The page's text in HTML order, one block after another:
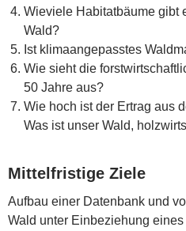
Wieviele Habitatbäume gibt
Wald?
Ist klimaangepasstes
Wie sieht die
50 Jahre aus?
Wie hoch ist der Ertrag aus
Was ist unser Wald,
Mittelfristige Ziele
Aufbau einer Datenbank und
Wald unter Einbeziehung